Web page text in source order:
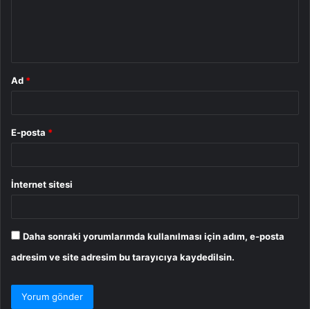
Ad *
E-posta *
İnternet sitesi
Daha sonraki yorumlarımda kullanılması için adım, e-posta
adresim ve site adresim bu tarayıcıya kaydedilsin.